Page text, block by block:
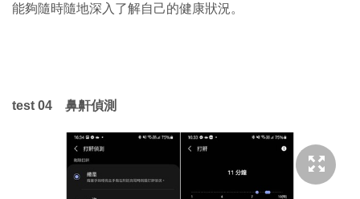
能夠隨時隨地深入了解自己的健康狀況。
test 04 鼻鼾偵測